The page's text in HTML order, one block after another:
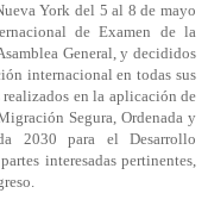
York del 5 al 8 de mayo
de Examen de la
General, y decididos
internacional en todas sus
en la aplicación de
Segura, Ordenada y
2030 para el Desarrollo
interesadas pertinentes,